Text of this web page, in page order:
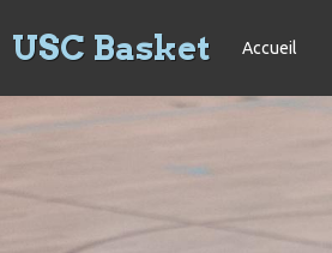
USC Basket Accueil